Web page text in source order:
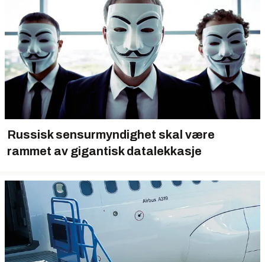
Russisk sensurmyndighet skal være
rammet av gigantisk datalekkasje